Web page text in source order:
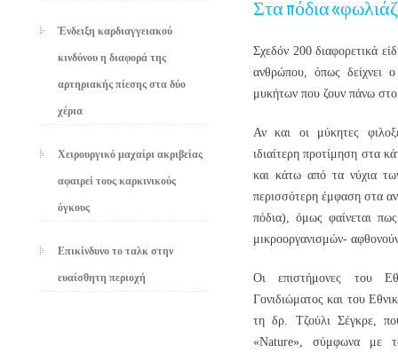
Ένδειξη καρδιαγγειακού
κινδύνου η διαφορά της
αρτηριακής πίεσης στα δύο
χέρια
Χειρουργικό μαχαίρι ακριβείας
αφαιρεί τους καρκινικούς
όγκους
Επικίνδυνο το ταλκ στην
ευαίσθητη περιοχή
Στα πόδια
Σχεδόν 200 διαφορετικά
ανθρώπου, όπως δείχνει
μυκήτων που ζουν πάνω
Αν και οι μύκητες
ιδιαίτερη προτίμηση στα
και κάτω από τα νύχια
περισσότερη έμφαση στα
πόδια), όμως φαίνεται
μικροοργανισμών-
Οι επιστήμονες του
Γονιδιώματος και του
τη δρ. Τζούλι Σέγκρε,
«Nature», σύμφωνα με